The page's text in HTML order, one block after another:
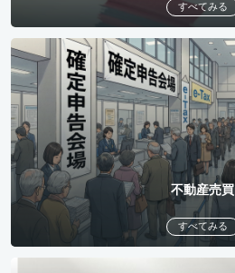
すべてみる
不動産売買
すべてみる